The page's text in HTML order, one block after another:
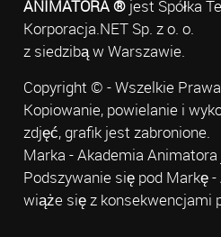
ANIMATORA ®jest Spółka
Korporacja.NET Sp. z o. o.
z siedzibą w Warszawie.
Copyright © - Wszelkie
Kopiowanie, powielanie i
zdjęć, grafik jest zabronione.
Marka - Akademia
Podszywanie się pod Markę
wiąże się z konsekwencjami